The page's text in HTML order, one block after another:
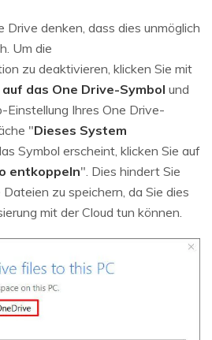
Drive denken, dass dies unmöglich
Um die
zu deaktivieren, klicken Sie mit
auf das One Drive-Symbol und
Einstellung Ihres One Drive-
"Dieses System
Symbol erscheint, klicken Sie auf
entkoppeln". Dies hindert Sie
zu speichern, da Sie dies
mit der Cloud tun können.